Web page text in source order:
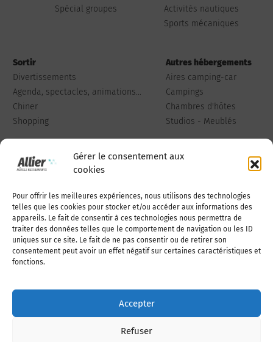
Gérer le consentement aux
cookies
Pour offrir les meilleures expériences, nous utilisons des technologies
telles que les cookies pour stocker et/ou accéder aux informations des
appareils. Le fait de consentir à ces technologies nous permettra de
traiter des données telles que le comportement de navigation ou les ID
uniques sur ce site. Le fait de ne pas consentir ou de retirer son
consentement peut avoir un effet négatif sur certaines caractéristiques et
fonctions.
Accepter
Refuser
Spécial groupes
Activités nautiques
Sports mécaniques
Sortir
Divertissements
Agenda, spectacles, animations...
Chiner
Shopping
Autres hébergements
Aires camping-car
Campings
Chambres d'hôtes
Studios - Meublés
Qui sommes-nous Publiez votre annonce
Adhérer à l’association Nous contacter
Politique de cookies (UE)